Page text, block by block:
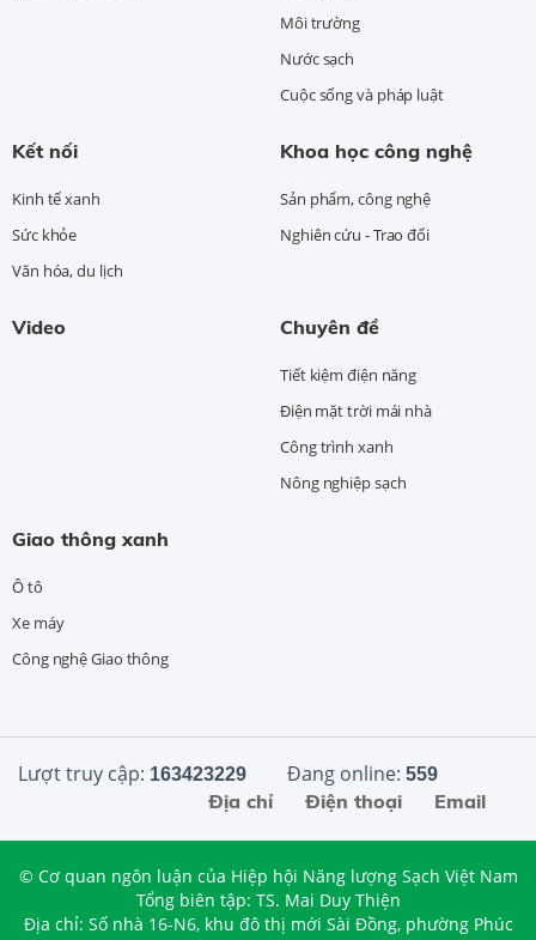
Môi trường
Nước sạch
Cuộc sống và pháp luật
Kết nối
Kinh tế xanh
Sức khỏe
Văn hóa, du lịch
Khoa học công nghệ
Sản phẩm, công nghệ
Nghiên cứu - Trao đổi
Video Chuyên đề
Tiết kiệm điện năng
Điện mặt trời mái nhà
Công trình xanh
Nông nghiệp sạch
Giao thông xanh
Ô tô
Xe máy
Công nghệ Giao thông
Lượt truy cập: 163423229 Đang online: 559
Email
Điện thoại
Địa chỉ
© Cơ quan ngôn luận của Hiệp hội Năng lượng Sạch Việt Nam
Tổng biên tập: TS. Mai Duy Thiện
Địa chỉ: Số nhà 16-N6, khu đô thị mới Sài Đồng, phường Phúc